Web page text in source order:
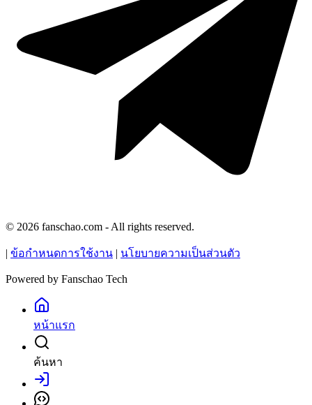
© 2026 fanschao.com - All rights reserved.
ข้อกำหนดการใช้งาน นโยบายความเป็นส่วนตัว
Powered by Fanschao Tech
หน้าแรก
ค้นหา
เข้าสู่ระบบ